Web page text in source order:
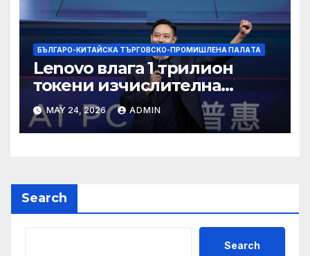
БЪЛГАРО-КИТАЙСКА ТЪРГОВСКО-ПРОМИШЛЕНА ПАЛAТА
Lenovo влага 1 трилион
токени изчислителна
мощност в AI екосистемата
MAY 24, 2026 ADMIN
Search
Search